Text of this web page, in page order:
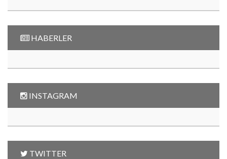
HABERLER
INSTAGRAM
TWITTER